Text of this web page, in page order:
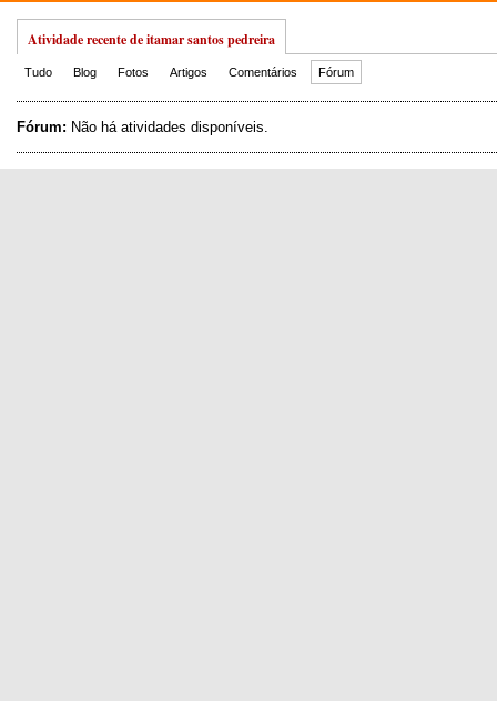
Atividade recente de itamar santos pedreira
Tudo Blog Fotos Artigos Comentários Fórum
Fórum: Não há atividades disponíveis.